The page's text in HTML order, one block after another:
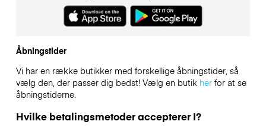
Åbningstider
Vi har en række butikker med forskellige åbningstider, så
vælg den, der passer dig bedst! Vælg en butik herfor at se
åbningstiderne.
Hvilke betalingsmetoder accepterer I?